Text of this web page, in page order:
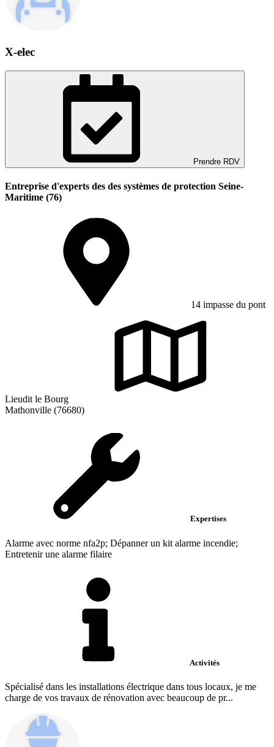
X-elec
Prendre RDV
Entreprise d'experts des des systèmes de protection Seine-
Maritime (76)
14 impasse du pont
Lieudit le Bourg
Mathonville (76680)
Expertises
Alarme avec norme nfa2p; Dépanner un kit alarme incendie;
Entretenir une alarme filaire
Activités
Spécialisé dans les installations électrique dans tous locaux, je me
charge de vos travaux de rénovation avec beaucoup de pr...